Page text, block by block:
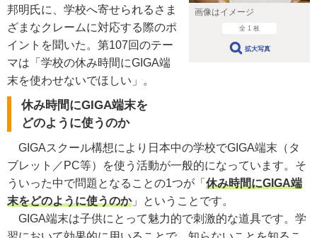
画像はイメージ
全 1 枚
拡大写真
邦明氏に、学校へ寄せられるさま
ざまなクレームに対応する際のポ
イントを聞いた。第107回のテー
マは「学校の休み時間にGIGA端
末を使わせないでほしい」。
休み時間にGIGA端末を
どのように使うのか
GIGAスクール構想により日本中の学校でGIGA端末（タ
ブレット／PC等）を使う活動が一般的になっています。そ
ういった中で問題となることの1つが「 休み時間にGIGA端
末をどのように使うのか」ということです。
GIGA端末は子供にとって魅力的で刺激的な道具です。学